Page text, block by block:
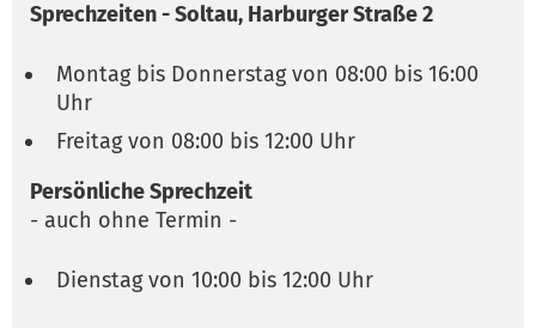
Sprechzeiten - Soltau, Harburger Straße 2
Montag bis Donnerstag von 08:00 bis 16:00
Uhr
Freitag von 08:00 bis 12:00 Uhr
Persönliche Sprechzeit
- auch ohne Termin -
Dienstag von 10:00 bis 12:00 Uhr